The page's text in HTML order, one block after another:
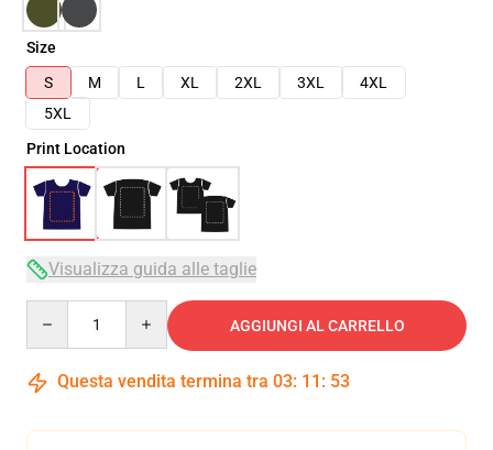
Size
S
M L XL 2XL 3XL
4XL
5XL
Print Location
Visualizza guida alle taglie
AGGIUNGI AL CARRELLO
Questa vendita termina tra 03: 11 : 52